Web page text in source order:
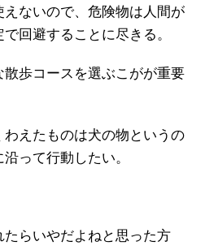
ないので、危険物は人間が
回避することに尽きる。
歩コースを選ぶこがが重要
えたものは犬の物というの
って行動したい。
らいやだよねと思った方